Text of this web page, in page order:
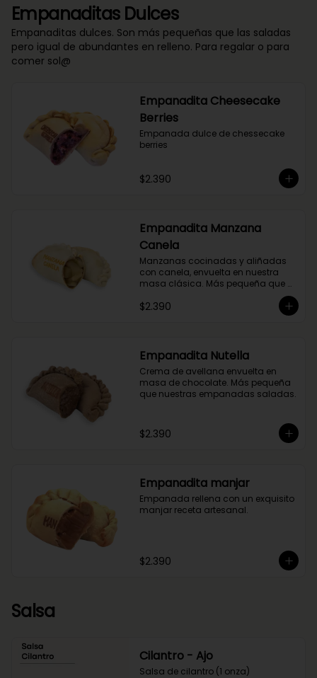
Empanaditas Dulces
Empanaditas dulces. Son más pequeñas que las saladas
pero igual de abundantes en relleno. Para regalar o para
comer sol@
Empanadita Cheesecake
Berries
Empanada dulce de chessecake
berries
$2.390
Empanadita Manzana
Canela
Manzanas cocinadas y aliñadas
con canela, envuelta en nuestra
masa clásica. Más pequeña que
$2.390
Empanadita Nutella
Crema de avellana envuelta en
masa de chocolate. Más pequeña
que nuestras empanadas saladas.
$2.390
Empanadita manjar
Empanada rellena con un exquisito
manjar receta artesanal.
$2.390
Salsa
Cilantro - Ajo
Salsa de cilantro (1 onza)